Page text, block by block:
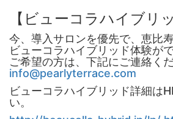
【ビューコラハイブリ
今、導入サロンを優先で、恵比
ビューコラハイブリッド体験がで
ご希望の方は、下記にご連絡くだ
info@pearlyterrace.com
ビューコラハイブリッド詳細は
い。